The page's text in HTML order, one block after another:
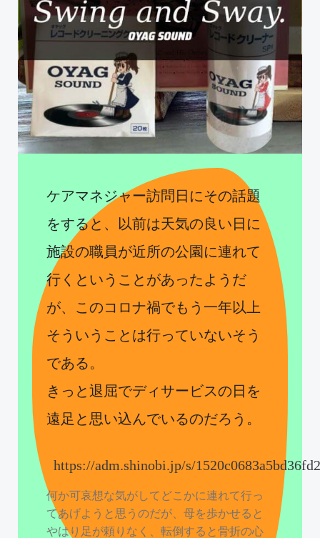
ケアマネジャー訪問日にその話題
をすると、以前は天気の良い日に
施設の職員が近所の公園に連れて
行くということがあったようだ
が、このコロナ禍でもう一年以上
そういうことは行っていないそう
である。
きっと退屈でディサービスの日を
遠足と思い込んでいるのだろう。
https://adm.shinobi.jp/s/
何か可哀想な気がしてどこかに連れて行っ
てあげようと思うのだが、母を歩かせると
やはり足が頼りなく、転倒すると骨折の心